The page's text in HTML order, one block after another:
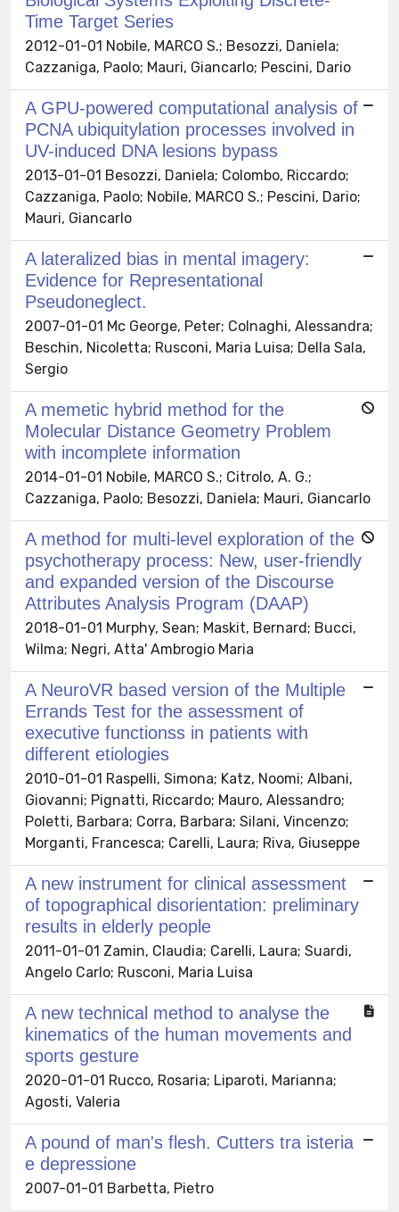
Time Target Series
2012-01-01 Nobile, MARCO S.; Besozzi, Daniela;
Cazzaniga, Paolo; Mauri, Giancarlo; Pescini, Dario
A GPU-powered computational analysis of
PCNA ubiquitylation processes involved in
UV-induced DNA lesions bypass
2013-01-01 Besozzi, Daniela; Colombo, Riccardo;
Cazzaniga, Paolo; Nobile, MARCO S.; Pescini, Dario;
Mauri, Giancarlo
A lateralized bias in mental imagery:
Evidence for Representational
Pseudoneglect.
2007-01-01 Mc George, Peter; Colnaghi, Alessandra;
Beschin, Nicoletta; Rusconi, Maria Luisa; Della Sala,
Sergio
A memetic hybrid method for the
Molecular Distance Geometry Problem
with incomplete information
2014-01-01 Nobile, MARCO S.; Citrolo, A. G.;
Cazzaniga, Paolo; Besozzi, Daniela; Mauri, Giancarlo
A method for multi-level exploration of the
psychotherapy process: New, user-friendly
and expanded version of the Discourse
Attributes Analysis Program (DAAP)
2018-01-01 Murphy, Sean; Maskit, Bernard; Bucci,
Wilma; Negri, Atta' Ambrogio Maria
A NeuroVR based version of the Multiple
Errands Test for the assessment of
executive functionss in patients with
different etiologies
2010-01-01 Raspelli, Simona; Katz, Noomi; Albani,
Giovanni; Pignatti, Riccardo; Mauro, Alessandro;
Poletti, Barbara; Corra, Barbara; Silani, Vincenzo;
Morganti, Francesca; Carelli, Laura; Riva, Giuseppe
A new instrument for clinical assessment
of topographical disorientation: preliminary
results in elderly people
2011-01-01 Zamin, Claudia; Carelli, Laura; Suardi,
Angelo Carlo; Rusconi, Maria Luisa
A new technical method to analyse the
kinematics of the human movements and
sports gesture
2020-01-01 Rucco, Rosaria; Liparoti, Marianna;
Agosti, Valeria
A pound of man's flesh. Cutters tra isteria
e depressione
2007-01-01 Barbetta, Pietro